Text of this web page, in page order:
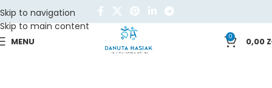
Skip to navigation
Skip to main content
MENU 0 0,00